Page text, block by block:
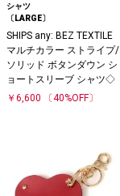
シャツ
〔LARGE〕
SHIPS any: BEZ TEXTILE
マルチカラー ストライプ/
ソリッド ボタンダウン シ
ョートスリーブ シャツ◇
￥6,600
〔40%OFF〕